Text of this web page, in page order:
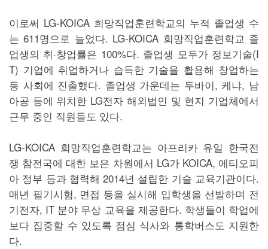
이로써 LG-KOICA 희망직업훈련학교의 누적 졸업생 수
는 611명으로 늘었다. LG-KOICA 희망직업훈련학교 졸
업생의 취·창업률은 100%다. 졸업생 모두가 정보기술(I
T) 기업에 취업하거나 습득한 기술을 활용해 창업하는
등 사회에 진출했다. 졸업생 가운데는 두바이, 케냐, 남
아공 등에 위치한 LG전자 해외법인 및 현지 기업체에서
근무 중인 직원들도 있다.
LG-KOICA 희망직업훈련학교는 아프리카 유일 한국전
쟁 참전국에 대한 보은 차원에서 LG가 KOICA, 에티오피
아 정부 등과 협력해 2014년 설립한 기술 교육기관이다.
매년 필기시험, 면접 등을 실시해 입학생을 선발하며 전
기전자, IT 분야 무상 교육을 제공한다. 학생들이 학업에
보다 집중할 수 있도록 점심 식사와 통학버스도 지원한
다.